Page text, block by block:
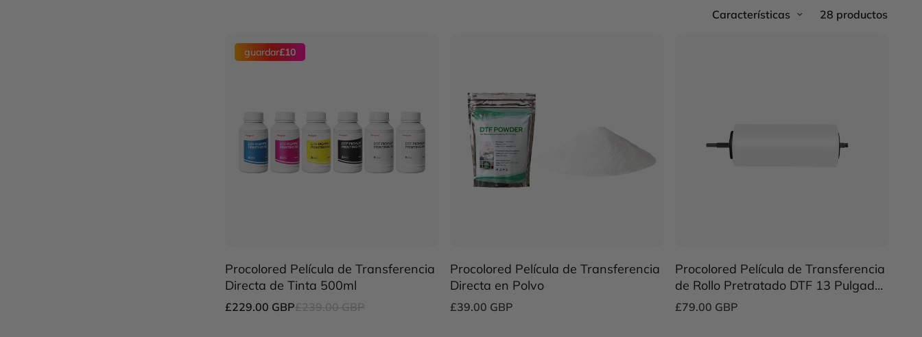
Características 28 productos
guardar£10
Procolored Película de Transferencia
Directa de Tinta 500ml
£229.00 GBP£239.00 GBP
Procolored Película de Transferencia
Directa en Polvo
£39.00 GBP
Procolored Película de Transferencia
de Rollo Pretratado DTF 13 Pulgadas
x 328 Pies——compatible con
£79.00 GBP